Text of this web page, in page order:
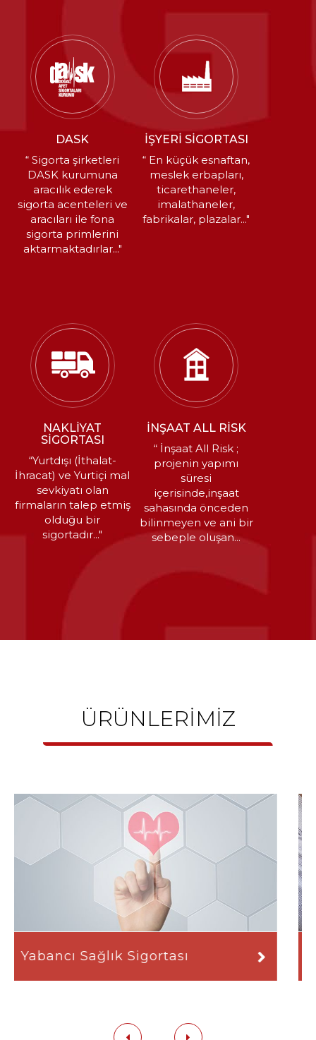
DASK
“ Sigorta şirketleri
DASK kurumuna
aracılık ederek
sigorta acenteleri ve
aracıları ile fona
sigorta primlerini
aktarmaktadırlar..."
İŞYERİ SİGORTASI
“ En küçük esnaftan,
meslek erbapları,
ticarethaneler,
imalathaneler,
fabrikalar, plazalar..."
NAKLİYAT
SİGORTASI
“Yurtdışı (İthalat-
İhracat) ve Yurtiçi mal
sevkiyatı olan
firmaların talep etmiş
olduğu bir
sigortadır..."
İNŞAAT ALL RİSK
“ İnşaat All Risk ;
projenin yapımı
süresi
içerisinde,inşaat
sahasında önceden
bilinmeyen ve ani bir
sebeple oluşan...
ÜRÜNLERİMİZ
Tamamlayıcı Trafik Sigortası